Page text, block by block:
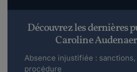
Découvrez les dernières
Caroline
Absence injustifiée :
procédure